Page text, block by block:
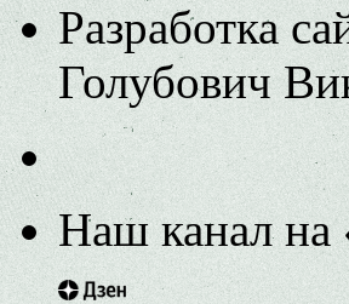
Разработка
Голубович
Наш канал на